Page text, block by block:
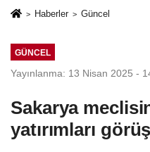
Haberler Güncel
GÜNCEL
Yayınlanma: 13 Nisan 2025 -
Sakarya
yatırımları